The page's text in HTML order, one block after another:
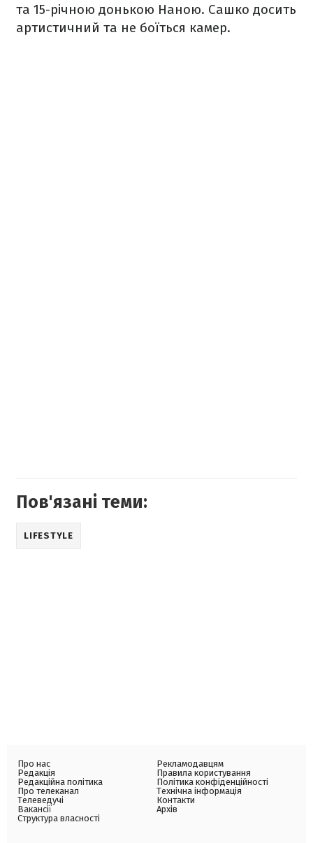
та 15-річною донькою Наною. Сашко досить
артистичний та не боїться камер.
Пов'язані теми:
LIFESTYLE
Про нас
Редакція
Редакційна політика
Про телеканал
Телеведучі
Вакансії
Структура власності
Рекламодавцям
Правила користування
Політика конфіденційності
Технічна інформація
Контакти
Архів